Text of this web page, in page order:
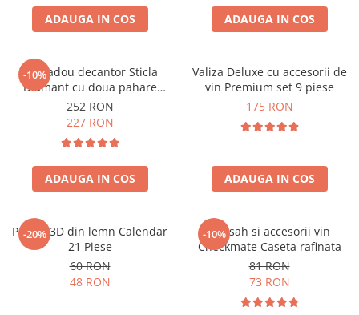
ADAUGA IN COS ADAUGA IN COS
-10%
Set cadou decantor Sticla
Diamant cu doua pahare
Deluxe
252 RON
227 RON
ADAUGA IN COS
Valiza Deluxe cu accesorii de
vin Premium set 9 piese
175 RON
ADAUGA IN COS
-20%
Puzzle 3D din lemn Calendar
21 Piese
60 RON
48 RON
-10%
Set sah si accesorii vin
Checkmate Caseta rafinata
81 RON
73 RON